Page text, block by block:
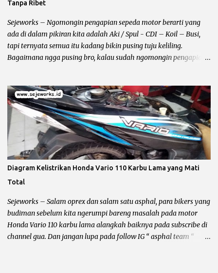
mengeceknya bisa dilihat kondisi fisik biasanya terbakar, atau
lilitan kawat putus, untuk pengecekan secara akurat tanpa
bongkar...
Tanpa Ribet
Sejeworks – Ngomongin pengapian sepeda motor berarti yang
ada di dalam pikiran kita adalah Aki / Spul - CDI – Koil – Busi,
tapi ternyata semua itu kadang bikin pusing tuju keliling.
Bagaimana ngga pusing bro, kalau sudah ngomongin pengapian
lebih jauh harus diingat hal yang lagi dibahas itu masalah
pengapian bukan penerangan, karena kadang ada bro yang
bingung jadi gua perjelas dan pertajam setajam silet baru beli.
Pengapian berhubungan dengan CDI dan busi sementara
penerangan berhubungan dengan kiprok dan lampu depan. Jalur
CDI Honda Megapro Primus atau Suzuki Shogun 110 Pengapian
Sepeda Motor Dibagi Menjadi 3 Yaitu : Pengapian AC (Alternative
Current) Pengapian AC alias CDI bolak – balik adalah pengapian
yang bersumber pada spul sebagai pemicu letikan api pada busi,
sehingga terjadi proses pembakaran bahan bakar di ruang bakar.
Kelebihan dari jenis CDI AC ...
Diagram Kelistrikan Honda Vario 110 Karbu Lama yang Mati
Total
Sejeworks – Salam oprex dan salam satu asphal, para bikers yang
budiman sebelum kita ngerumpi bareng masalah pada motor
Honda Vario 110 karbu lama alangkah baiknya pada subscribe di
channel gua. Dan jangan lupa pada follow IG “ asphal team “